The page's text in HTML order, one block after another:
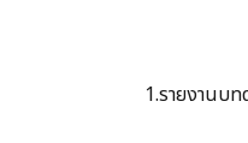
1.รายงานบ